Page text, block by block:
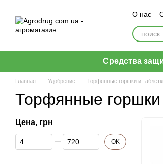
О нас
Средства
Главная Удобрение Торфянные горшки и
Торфянные горшки
Цена, грн
От Цена, грн
До Цена, грн OK